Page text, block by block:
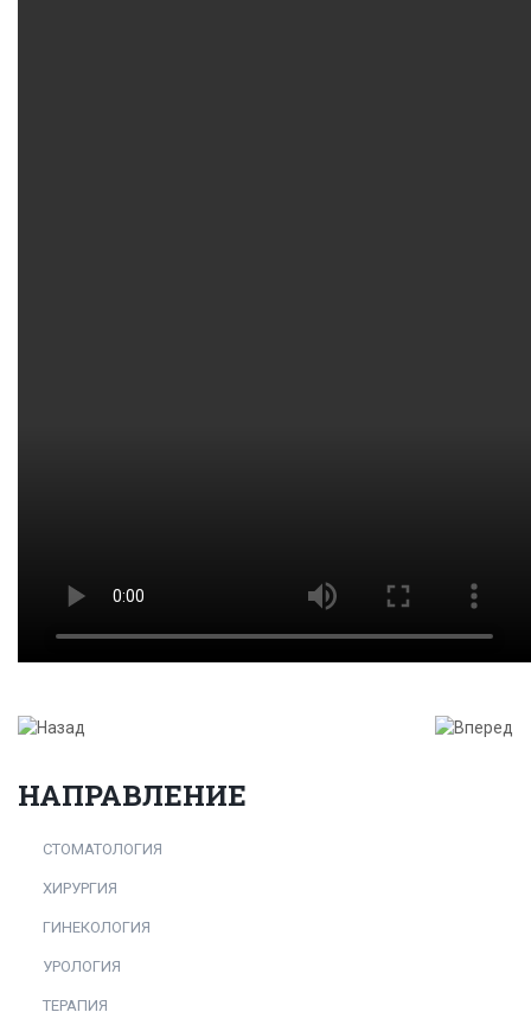
НАПРАВЛЕНИЕ
СТОМАТОЛОГИЯ
ХИРУРГИЯ
ГИНЕКОЛОГИЯ
УРОЛОГИЯ
ТЕРАПИЯ